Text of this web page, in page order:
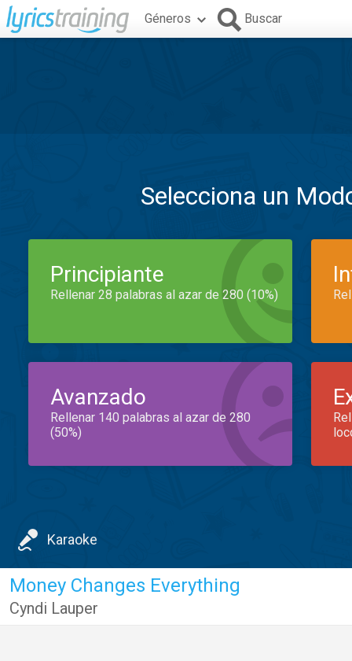
Géneros Buscar
Selecciona un
Principiante
Rellenar 28 palabras al azar de 280 (10%)
Avanzado
Rellenar 140 palabras al azar de 280
(50%)
Karaoke
Money Changes Everything
Cyndi Lauper